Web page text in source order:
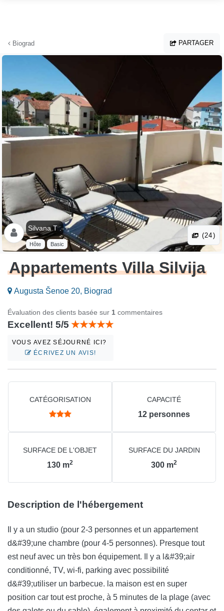
Biograd PARTAGER
Silvana T .
Hôte Basic
(24)
Appartements Villa Silvija
Augusta Šenoe 20, Biograd
Évaluation des clients basée sur 1 commentaires
Excellent! 5/5
VOUS AVEZ SÉJOURNÉ ICI?
ÉCRIVEZ UN AVIS!
CATÉGORISATION CAPACITÉ
12 personnes
SURFACE DE L'OBJET
130 m2
SURFACE DU JARDIN
300 m2
Description de l'hébergement
Il y a un studio (pour 2-3 personnes et un appartement
d&#39;une chambre (pour 4-5 personnes). Presque tout
est neuf avec un très bon équipement. Il y a l&#39;air
conditionné, TV, wi-fi, parking avec possibilité
d&#39;utiliser un barbecue. la maison est en super
position car tout est proche, à 5 minutes de la plage (avec